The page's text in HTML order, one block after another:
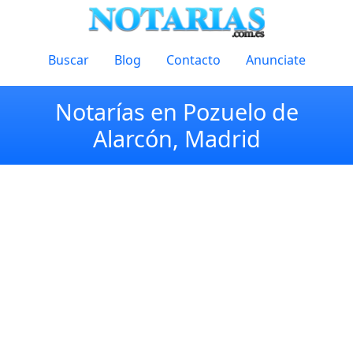
Buscar Blog Contacto Anunciate
Notarías en Pozuelo de
Alarcón, Madrid